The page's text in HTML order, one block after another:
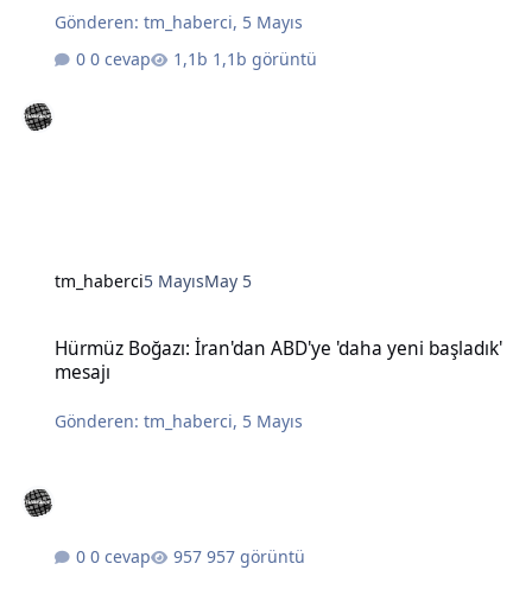
Gönderen:tm_haberci, 5 Mayıs
0 cevap
1,1b görüntü
tm_haberci5 MayısMay 5
Hürmüz Boğazı: İran'dan ABD'ye 'daha yeni başladık'
mesajı
Gönderen:tm_haberci, 5 Mayıs
0 cevap 957 görüntü